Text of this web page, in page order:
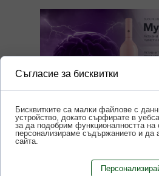
Съгласие за бисквитки
Бисквитките са малки файлове с
устройство, докато сърфирате в
за да подобрим функционалността на
персонализираме съдържанието и да
сайта.